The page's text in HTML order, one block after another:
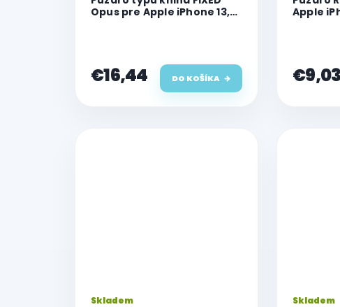
Opus pre Apple iPhone 13,
€16,44 DO KOŠÍKA
Apple
€9,03
Skladem Skladem